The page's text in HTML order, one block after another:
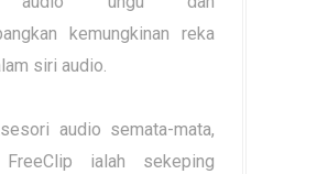
kemungkinan reka
siri audio.
audio semata-mata,
FreeClip ialah sekeping